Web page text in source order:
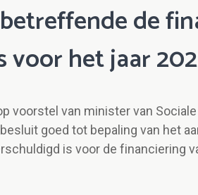
de
voor het jaar
voorstel van minister van
goed tot bepaling van het
is voor de financiering